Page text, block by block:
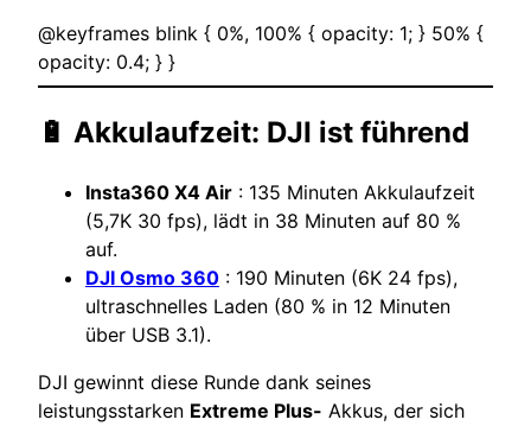
@keyframes blink { 0%, 100% { opacity: 1; } 50% {
opacity: 0.4; } }
🔋 Akkulaufzeit: DJI ist führend
Insta360 X4 Air : 135 Minuten Akkulaufzeit
(5,7K 30 fps), lädt in 38 Minuten auf 80 %
auf.
DJI Osmo 360 : 190 Minuten (6K 24 fps),
ultraschnelles Laden (80 % in 12 Minuten
über USB 3.1).
DJI gewinnt diese Runde dank seines
leistungsstarken Extreme Plus- Akkus, der sich